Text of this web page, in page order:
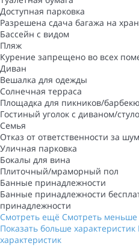
Доступная парковка
Разрешена сдача багажа на
Бассейн с видом
Пляж
Курение запрещено во всех
Диван
Вешалка для одежды
Солнечная терраса
Площадка для пикников/барбекю
Гостиный уголок с диваном/
Семья
Отказ от ответственности за шум
Уличная парковка
Бокалы для вина
Плиточный/мраморный пол
Банные принадлежности
Банные принадлежности
принадлежности
Смотреть ещё Смотреть меньше
Показать больше характеристик
характеристик